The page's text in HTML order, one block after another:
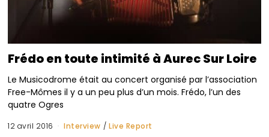
Frédo en toute intimité à Aurec Sur Loire
Le Musicodrome était au concert organisé par l’association
Free-Mômes il y a un peu plus d’un mois. Frédo, l’un des
quatre Ogres
12 avril 2016 Interview / Live Report